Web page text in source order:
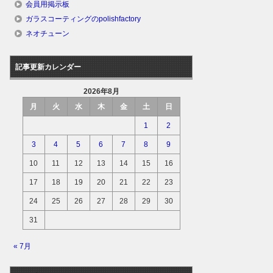
会員用掲示板
ガラスコーティングのpolishfactory
ネオチューン
記事更新カレンダー
2026年8月
月
火 水 木 金 土 日
1 2
3 4 5 6 7 8 9
10 11 12 13 14 15 16
17 18 19 20 21 22 23
24 25 26 27 28 29 30
31
« 7月